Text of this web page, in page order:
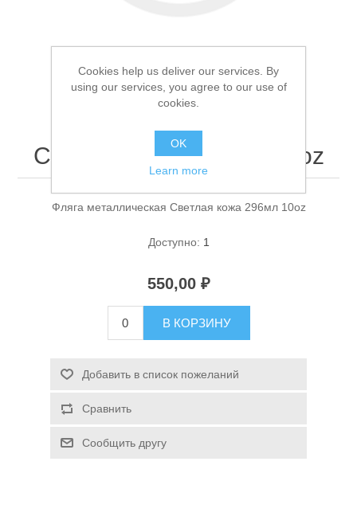
Аксессуары для лодок
Спасательные средства
Фляга металлическая
Светлая кожа 296мл 10oz
Фляга металлическая Светлая кожа 296мл 10oz
Доступно: 1
550,00 ₽
В КОРЗИНУ
Добавить в список пожеланий
Сравнить
Сообщить другу
Cookies help us deliver our services. By
using our services, you agree to our use of
cookies.
OK
Learn more